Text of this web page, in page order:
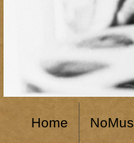
Home NoMus